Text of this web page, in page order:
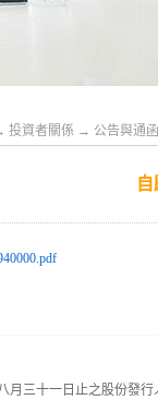
投資者關係 → 公告與通函
月三十一日止之股份發